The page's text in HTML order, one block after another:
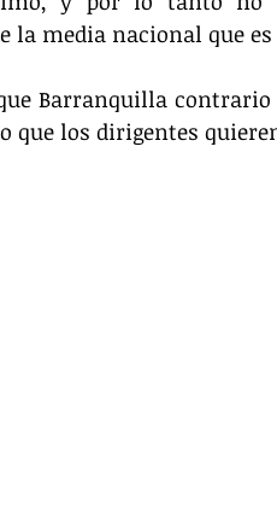
la media nacional que es
Barranquilla
que los dirigentes